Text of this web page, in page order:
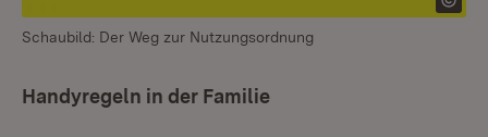
Schaubild: Der Weg zur Nutzungsordnung
Handyregeln in der Familie